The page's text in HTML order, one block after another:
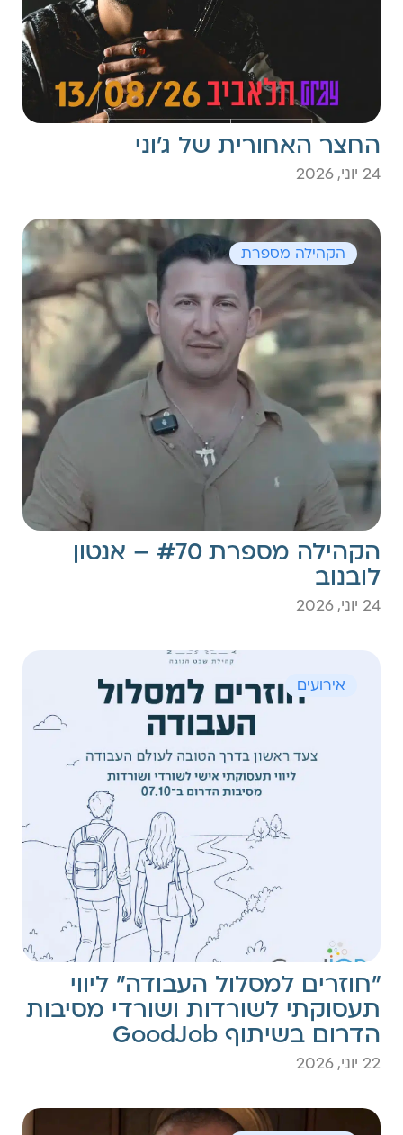
החצר האחורית של ג׳וני
24 יוני, 2026
הקהילה מספרת
הקהילה מספרת #70 – אנטון
לובנוב
24 יוני, 2026
אירועים
"חוזרים למסלול העבודה" ליווי
תעסוקתי לשורדות ושורדי מסיבות
הדרום בשיתוף GoodJob
22 יוני, 2026